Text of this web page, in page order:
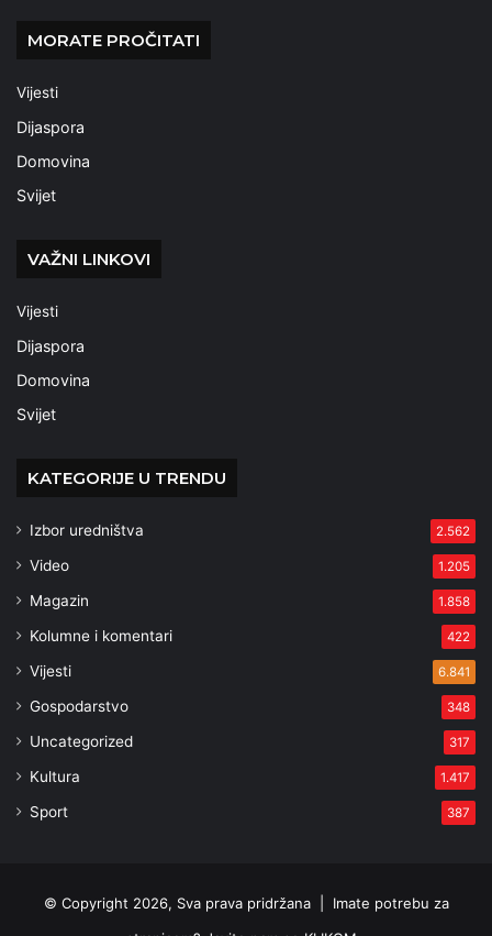
MORATE PROČITATI
Vijesti
Dijaspora
Domovina
Svijet
VAŽNI LINKOVI
Vijesti
Dijaspora
Domovina
Svijet
KATEGORIJE U TRENDU
Izbor uredništva 2.562
Video 1.205
Magazin 1.858
Kolumne i komentari 422
Vijesti 6.841
Gospodarstvo 348
Uncategorized 317
Kultura 1.417
Sport 387
© Copyright 2026, Sva prava pridržana | Imate potrebu za